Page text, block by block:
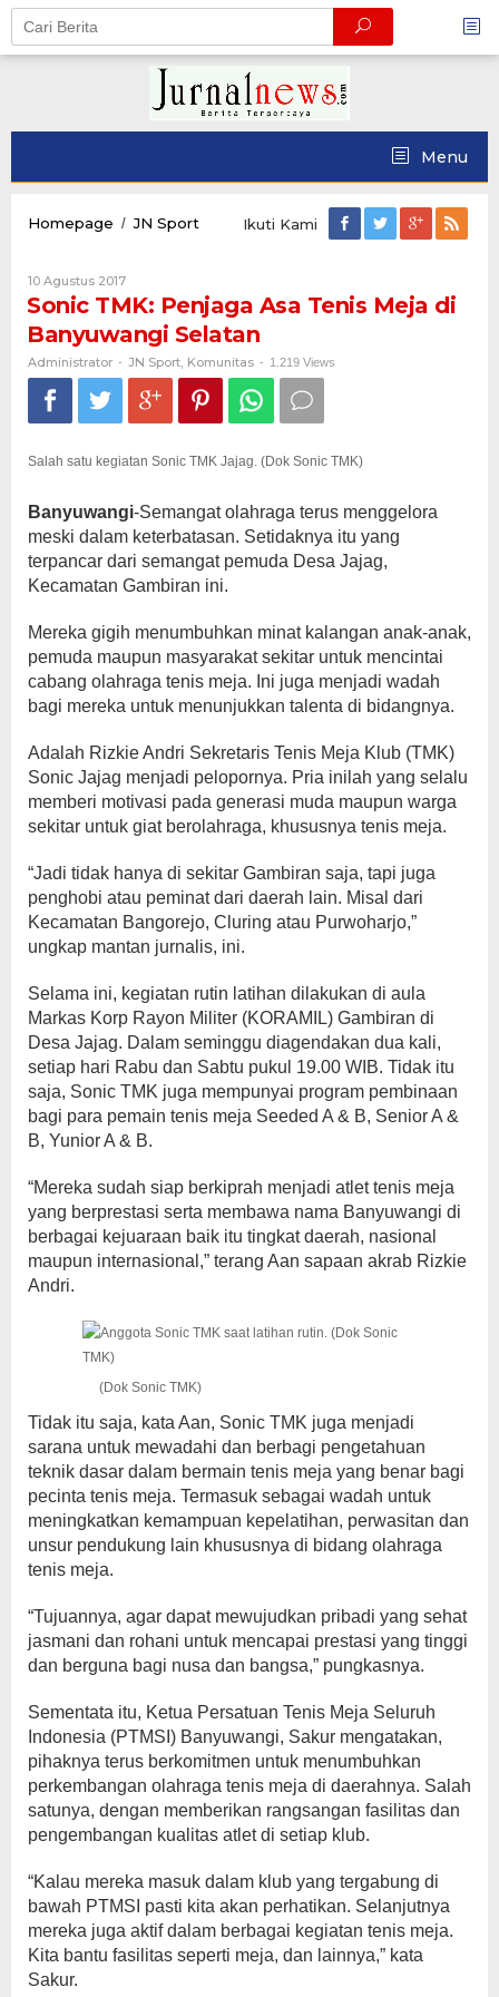
Skip
content
Menu
Homepage / JN Sport
Tenis
Meja
di
Banyuwangi
Selatan
Ikuti Kami
10 Agustus 2017Oleh
Administrator
Sonic TMK: Penjaga Asa Tenis Meja di
Banyuwangi Selatan
Administrator - JN Sport, Komunitas - 1.219 Views
Salah satu kegiatan Sonic TMK Jajag. (Dok Sonic TMK)
Banyuwangi-Semangat olahraga terus menggelora
meski dalam keterbatasan. Setidaknya itu yang
terpancar dari semangat pemuda Desa Jajag,
Kecamatan Gambiran ini.
Mereka gigih menumbuhkan minat kalangan anak-anak,
pemuda maupun masyarakat sekitar untuk mencintai
cabang olahraga tenis meja. Ini juga menjadi wadah
bagi mereka untuk menunjukkan talenta di bidangnya.
Adalah Rizkie Andri Sekretaris Tenis Meja Klub (TMK)
Sonic Jajag menjadi pelopornya. Pria inilah yang selalu
memberi motivasi pada generasi muda maupun warga
sekitar untuk giat berolahraga, khususnya tenis meja.
“Jadi tidak hanya di sekitar Gambiran saja, tapi juga
penghobi atau peminat dari daerah lain. Misal dari
Kecamatan Bangorejo, Cluring atau Purwoharjo,”
ungkap mantan jurnalis, ini.
Selama ini, kegiatan rutin latihan dilakukan di aula
Markas Korp Rayon Militer (KORAMIL) Gambiran di
Desa Jajag. Dalam seminggu diagendakan dua kali,
setiap hari Rabu dan Sabtu pukul 19.00 WIB. Tidak itu
saja, Sonic TMK juga mempunyai program pembinaan
bagi para pemain tenis meja Seeded A & B, Senior A &
B, Yunior A & B.
“Mereka sudah siap berkiprah menjadi atlet tenis meja
yang berprestasi serta membawa nama Banyuwangi di
berbagai kejuaraan baik itu tingkat daerah, nasional
maupun internasional,” terang Aan sapaan akrab Rizkie
Andri.
(Dok Sonic TMK)
Tidak itu saja, kata Aan, Sonic TMK juga menjadi
sarana untuk mewadahi dan berbagi pengetahuan
teknik dasar dalam bermain tenis meja yang benar bagi
pecinta tenis meja. Termasuk sebagai wadah untuk
meningkatkan kemampuan kepelatihan, perwasitan dan
unsur pendukung lain khususnya di bidang olahraga
tenis meja.
“Tujuannya, agar dapat mewujudkan pribadi yang sehat
jasmani dan rohani untuk mencapai prestasi yang tinggi
dan berguna bagi nusa dan bangsa,” pungkasnya.
Sementata itu, Ketua Persatuan Tenis Meja Seluruh
Indonesia (PTMSI) Banyuwangi, Sakur mengatakan,
pihaknya terus berkomitmen untuk menumbuhkan
perkembangan olahraga tenis meja di daerahnya. Salah
satunya, dengan memberikan rangsangan fasilitas dan
pengembangan kualitas atlet di setiap klub.
“Kalau mereka masuk dalam klub yang tergabung di
bawah PTMSI pasti kita akan perhatikan. Selanjutnya
mereka juga aktif dalam berbagai kegiatan tenis meja.
Kita bantu fasilitas seperti meja, dan lainnya,” kata
Sakur.